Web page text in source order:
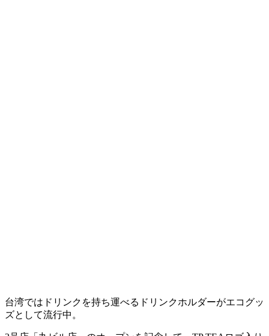
台湾ではドリンクを持ち運べるドリンクホルダーがエコグッ
ズとして流行中。